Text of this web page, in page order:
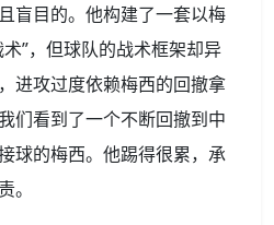
盲目的。他构建了一套以梅
”，但球队的战术框架却异
进攻过度依赖梅西的回撤拿
们看到了一个不断回撤到中
球的梅西。他踢得很累，承
。